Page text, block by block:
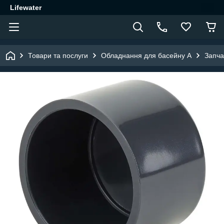
Lifewater
Товари та послуги Обладнання для басейну A